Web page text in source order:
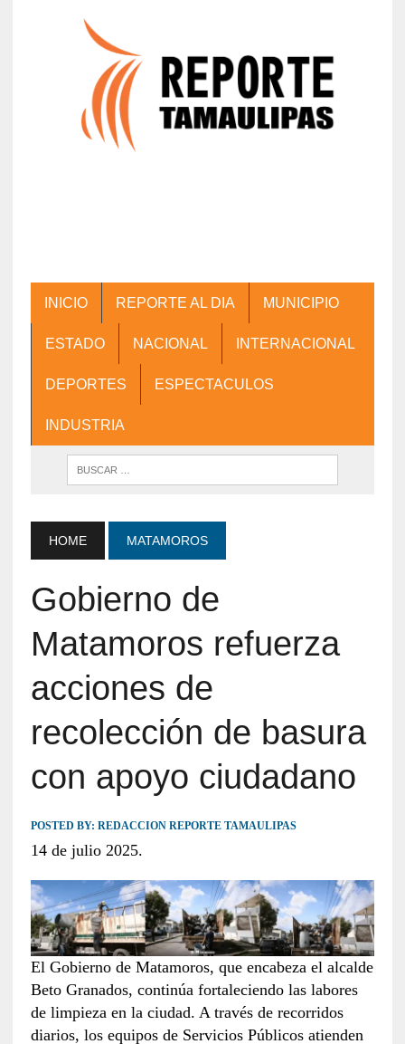
INICIO REPORTE AL DIA MUNICIPIO
ESTADO NACIONAL INTERNACIONAL
DEPORTES ESPECTACULOS
INDUSTRIA
HOME MATAMOROS
Gobierno de
Matamoros refuerza
acciones de
recolección de basura
con apoyo ciudadano
POSTED BY: REDACCION REPORTE TAMAULIPAS
14 de julio 2025.
El Gobierno de Matamoros, que encabeza el alcalde
Beto Granados, continúa fortaleciendo las labores
de limpieza en la ciudad. A través de recorridos
diarios, los equipos de Servicios Públicos atienden